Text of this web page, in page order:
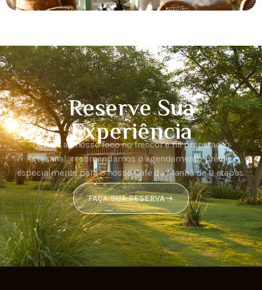
Reserve Sua
Experiência
Devido ao nosso foco no frescor e na preparação
artesanal, recomendamos o agendamento prévio,
especialmente para o nosso Café da Manhã de 9 etapas.
FAÇA SUA RESERVA